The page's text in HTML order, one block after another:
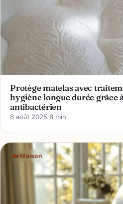
Protège matelas avec
hygiène longue durée grâce
antibactérien
8 août 2025·8 min
🏡 Maison